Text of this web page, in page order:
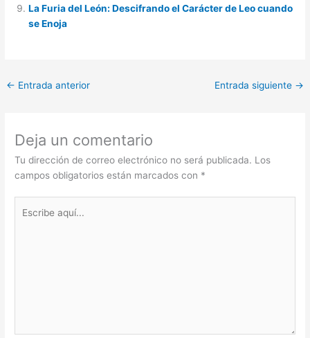
La Furia del León: Descifrando el Carácter de Leo cuando
se Enoja
← Entrada anterior Entrada siguiente →
Deja un comentario
Tu dirección de correo electrónico no será publicada. Los
campos obligatorios están marcados con *
aquí...